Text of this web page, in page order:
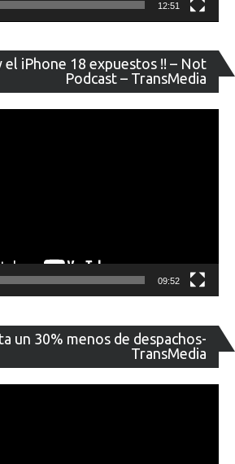
12:51
el iPhone 18 expuestos !! – Not
Podcast – TransMedia
de
09:52
un 30% menos de despachos-
TransMedia
de